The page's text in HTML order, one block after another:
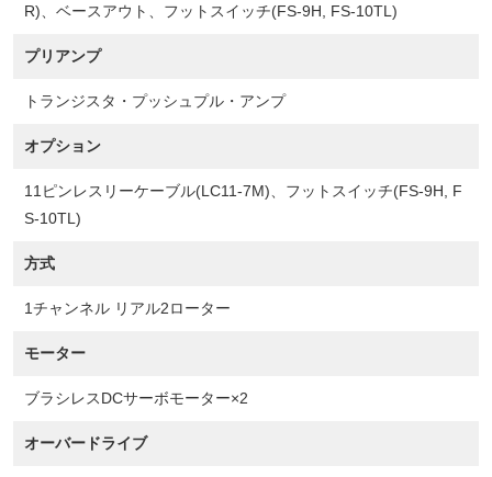
R)、ベースアウト、フットスイッチ(FS-9H, FS-10TL)
プリアンプ
トランジスタ・プッシュプル・アンプ
オプション
11ピンレスリーケーブル(LC11-7M)、フットスイッチ(FS-9H, F
S-10TL)
方式
1チャンネル リアル2ローター
モーター
ブラシレスDCサーボモーター×2
オーバードライブ